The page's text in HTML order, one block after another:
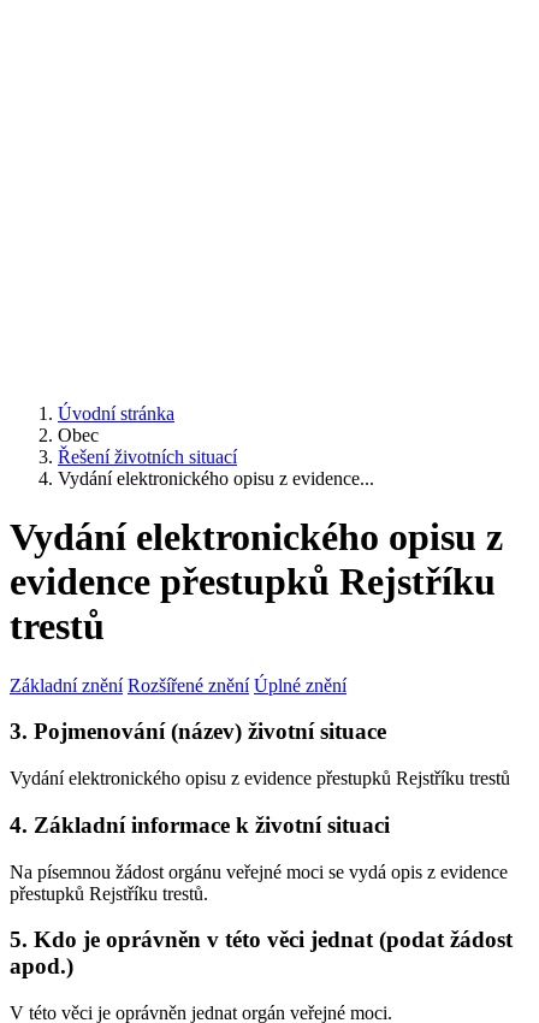
Úvodní stránka
Obec
Řešení životních situací
Vydání elektronického opisu z evidence...
Vydání elektronického opisu z
evidence přestupků Rejstříku
trestů
Základní znění Rozšířené znění Úplné znění
3. Pojmenování (název) životní situace
Vydání elektronického opisu z evidence přestupků Rejstříku trestů
4. Základní informace k životní situaci
Na písemnou žádost orgánu veřejné moci se vydá opis z evidence
přestupků Rejstříku trestů.
5. Kdo je oprávněn v této věci jednat (podat žádost
apod.)
V této věci je oprávněn jednat orgán veřejné moci.